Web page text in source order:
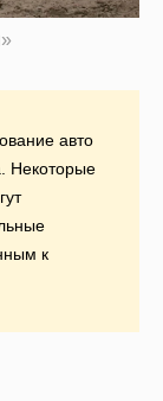
авто
Некоторые
к